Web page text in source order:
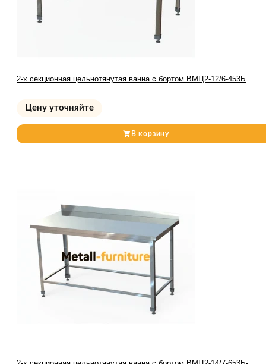
2-х секционная цельнотянутая ванна с бортом ВМЦ2-12/6-453Б
Цену уточняйте
В корзину